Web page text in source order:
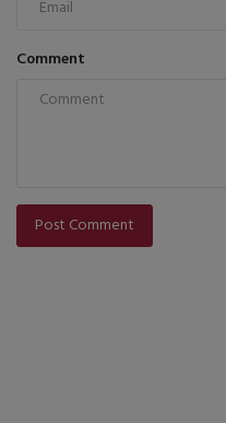
Comment
Post Comment